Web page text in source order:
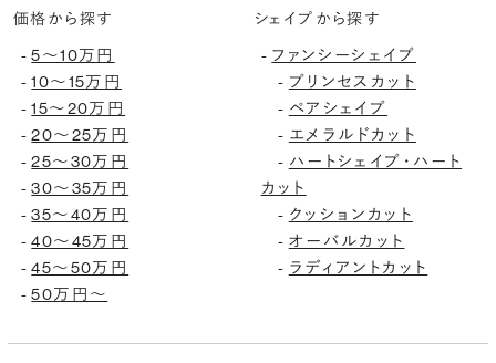
価格から探す
-5〜10万円
-10〜15万円
-15〜20万円
-20〜25万円
-25〜30万円
-30〜35万円
-35〜40万円
-40〜45万円
-45〜50万円
-50万円〜
シェイプから探す
- ファンシーシェイプ
- プリンセスカット
- ペアシェイプ
- エメラルドカット
- ハートシェイプ・ハート
カット
- クッションカット
- オーバルカット
- ラディアントカット